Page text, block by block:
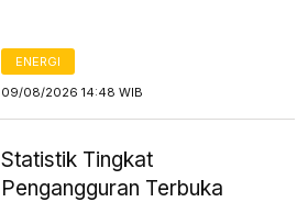
ENERGI
09/08/2026 14:48 WIB
Statistik Tingkat
Pengangguran Terbuka